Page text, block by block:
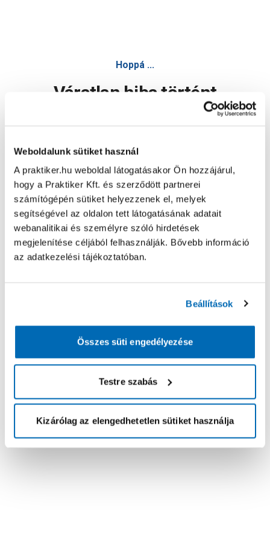
Weboldalunk sütiket használ
A praktiker.hu weboldal látogatásakor Ön hozzájárul,
hogy a Praktiker Kft. és szerződött partnerei
számítógépén sütiket helyezzenek el, melyek
segítségével az oldalon tett látogatásának adatait
webanalitikai és személyre szóló hirdetések
megjelenítése céljából felhasználják. Bővebb információ
az adatkezelési tájékoztatóban.
Beállítások
Összes süti engedélyezése
Testre szabás
Kizárólag az elengedhetetlen sütiket használja
Hoppá ...
Váratlan hiba történt
Oldal újratöltése